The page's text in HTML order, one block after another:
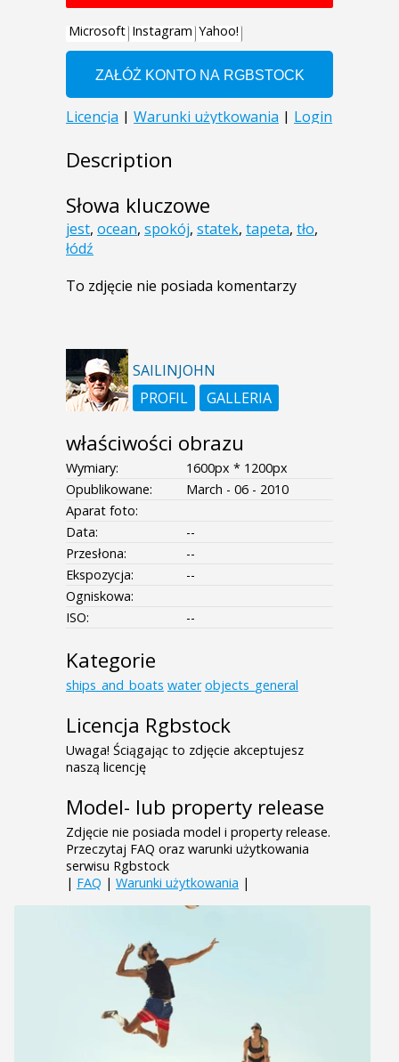
Description
Słowa kluczowe
jest, ocean, spokój, statek, tapeta, tło,
łódź
To zdjęcie nie posiada komentarzy
SAILINJOHN
PROFIL
GALLERIA
właściwości obrazu
Wymiary:
1600px * 1200px
Opublikowane:
March - 06 - 2010
Aparat foto:
Data:
--
Przesłona:
--
Ekspozycja:
--
Ogniskowa:
ISO:
--
Kategorie
ships_and_boats water objects_general
Licencja Rgbstock
Uwaga! Ściągając to zdjęcie akceptujesz
naszą licencję
Model- lub property release
Zdjęcie nie posiada model i property release.
Przeczytaj FAQ oraz warunki użytkowania
serwisu Rgbstock
| FAQ | Warunki użytkowania |